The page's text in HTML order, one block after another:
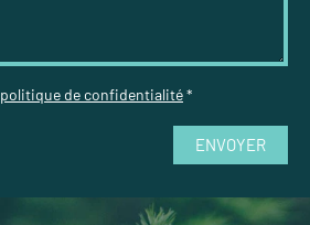
politique de confidentialité*
ENVOYER